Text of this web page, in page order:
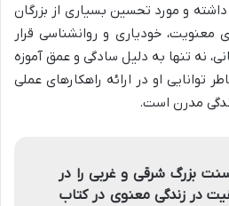
و مورد تحسین بسیاری از بزرگان
خودیاری و روانشناسی قرار
نه تنها به دلیل سادگی و عمق آموزه
توانایی او در ارائه راهکارهای عملی
مدرن است.
بزرگ شرقی و غربی را در
در زندگی معنوی در کتاب